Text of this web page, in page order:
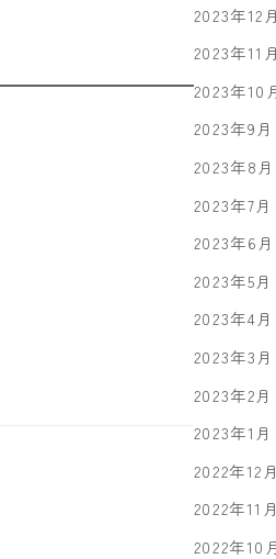
2023年12月
2023年11月
2023年10
2023年9月
2023年8月
2023年7月
2023年6月
2023年5月
2023年4月
2023年3月
2023年2月
2023年1月
2022年12月
2022年11月
2022年10月